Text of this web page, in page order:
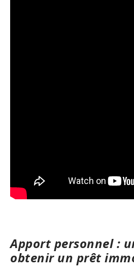
Apport personnel :
obtenir un prêt